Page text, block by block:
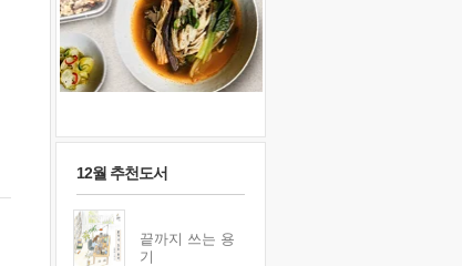
12월 추천도서
끝까지 쓰는 용
기